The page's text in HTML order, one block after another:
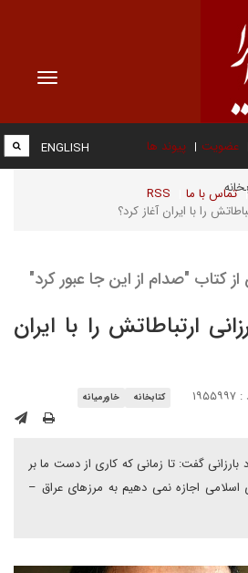
Toggle
عضویت پیوند ها
تماس با ما RSS
ENGLISH
را با ایران آغاز کرد؟
"صدام از این جا عبور کرد"
ارتباطاتش را با ایران
کتابخانه خاورمیانه
گفت: تا زمانی که کاری از دست ما بر
اجازه نمی دهیم به مرزهای عراق –